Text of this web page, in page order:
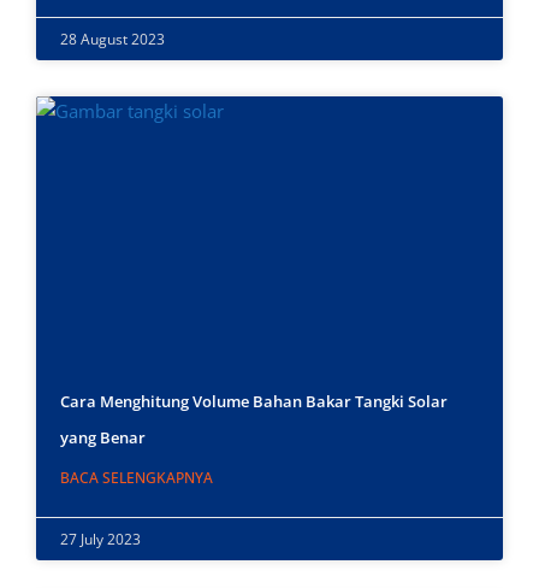
28 August 2023
Cara Menghitung Volume Bahan Bakar Tangki Solar
yang Benar
BACA SELENGKAPNYA
27 July 2023